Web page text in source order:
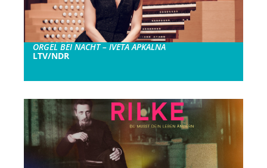
ORGEL BEI NACHT – IVETA APKALNA
LTV/NDR